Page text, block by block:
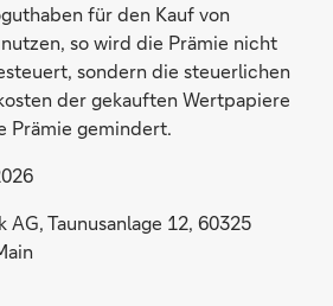
für den Kauf von
so wird die Prämie nicht
sondern die steuerlichen
der gekauften Wertpapiere
Prämie gemindert.
AG, Taunusanlage 12, 60325